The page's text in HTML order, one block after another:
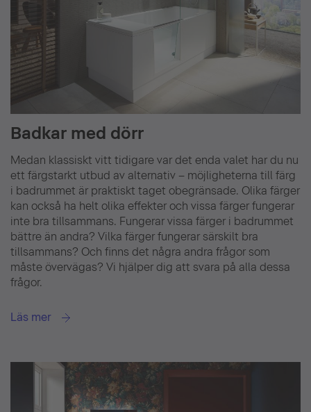
Badkar med dörr
Medan klassiskt vitt tidigare var det enda valet har du nu
ett färgstarkt utbud av alternativ – möjligheterna till färg
i badrummet är praktiskt taget obegränsade. Olika färger
kan också ha helt olika effekter och vissa färger fungerar
inte bra tillsammans. Fungerar vissa färger i badrummet
bättre än andra? Vilka färger fungerar särskilt bra
tillsammans? Och finns det några andra frågor som
måste övervägas? Vi hjälper dig att svara på alla dessa
frågor.
Läs mer